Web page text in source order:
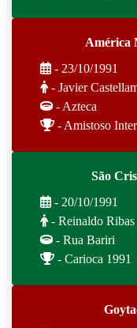
América
- 23/10/1991
- Javier
- Azteca
- Amistoso
São
- 20/10/1991
- Reinaldo Ribas
- Rua Bariri
- Carioca 1991